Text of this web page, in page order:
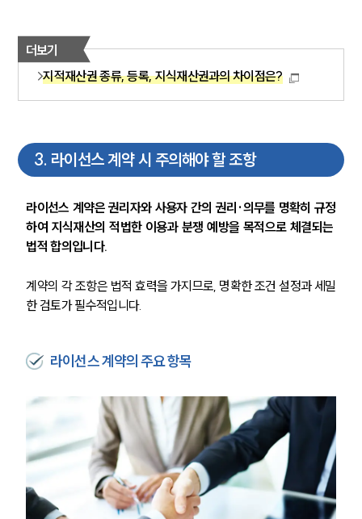
더보기
지적재산권 종류, 등록, 지식재산권과의 차이점은?
3. 라이선스 계약 시 주의해야 할 조항
라이선스 계약은 권리자와 사용자 간의 권리·의무를 명확히 규정
하여 지식재산의 적법한 이용과 분쟁 예방을 목적으로 체결되는
법적 합의입니다.
계약의 각 조항은 법적 효력을 가지므로, 명확한 조건 설정과 세밀
한 검토가 필수적입니다.
라이선스 계약의 주요 항목